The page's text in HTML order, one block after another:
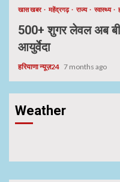
खास खबर महेंद्रगढ़ राज्य स्वास्थ्य
500+ शुगर लेवल अब
आयुर्वेदा
हरियाणा न्यूज़24 7 months ago
Weather